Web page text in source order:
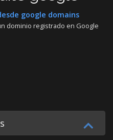
google domains
dominio registrado en Google